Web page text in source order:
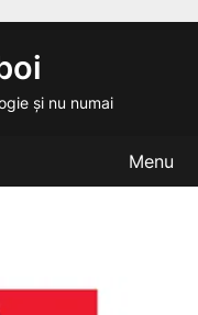
și nu numai
Menu